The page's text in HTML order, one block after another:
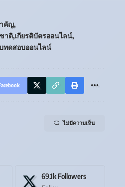
คัญ
าติ เกียรติบัตรออนไลน์
ทดสอบออนไลน์
ไม่มีความเห็น
69.1k Followers